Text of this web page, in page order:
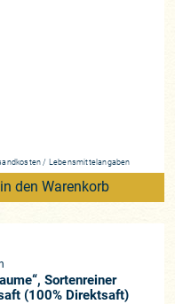
/ Lebensmittelangaben
in den Warenkorb
Sortenreiner
(100% Direktsaft)